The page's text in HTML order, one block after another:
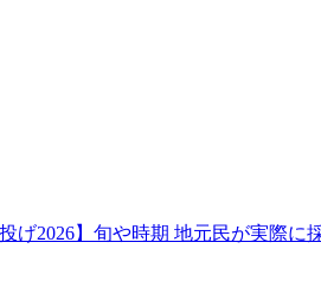
げ2026】旬や時期 地元民が実際に